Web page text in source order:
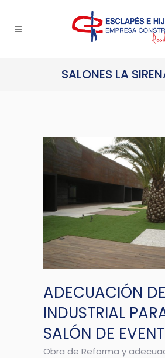
SALONES LA
ADECUACIÓN
INDUSTRIAL
SALÓN DE
Obra de Reforma y